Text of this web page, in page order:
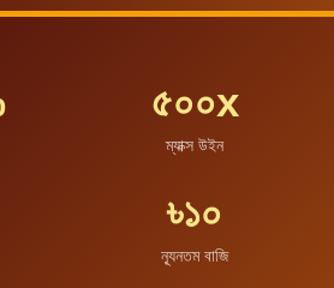
৫০০x
ম্যাক্স উইন
৳১০
ন্যূনতম বাজি